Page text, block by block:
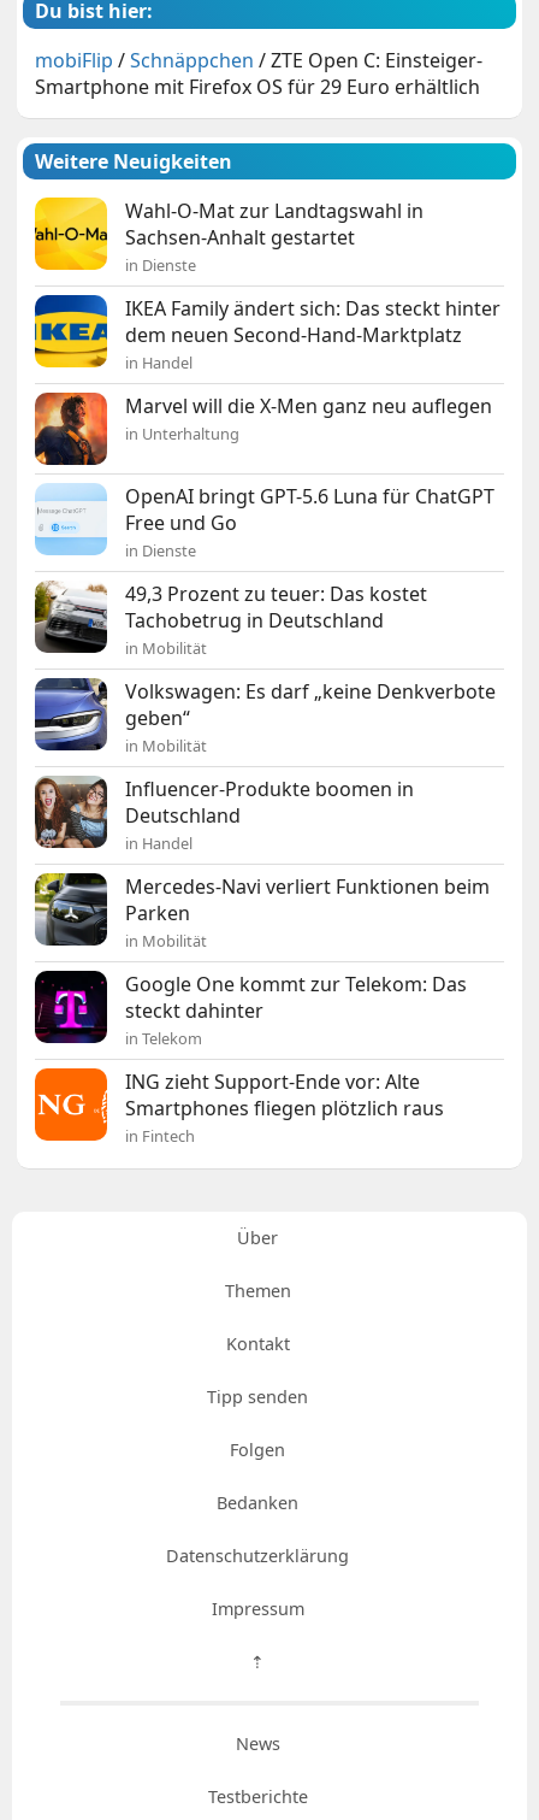
Du bist hier:
mobiFlip /Schnäppchen /ZTE Open C: Einsteiger-
Smartphone mit Firefox OS für 29 Euro erhältlich
Weitere Neuigkeiten
Wahl-O-Mat zur Landtagswahl in
Sachsen-Anhalt gestartet
in Dienste
IKEA Family ändert sich: Das steckt hinter
dem neuen Second-Hand-Marktplatz
in Handel
Marvel will die X-Men ganz neu auflegen
in Unterhaltung
OpenAI bringt GPT-5.6 Luna für ChatGPT
Free und Go
in Dienste
49,3 Prozent zu teuer: Das kostet
Tachobetrug in Deutschland
in Mobilität
Volkswagen: Es darf „keine Denkverbote
geben“
in Mobilität
Influencer-Produkte boomen in
Deutschland
in Handel
Mercedes-Navi verliert Funktionen beim
Parken
in Mobilität
Google One kommt zur Telekom: Das
steckt dahinter
in Telekom
ING zieht Support-Ende vor: Alte
Smartphones fliegen plötzlich raus
in Fintech
Über
Themen
Kontakt
Tipp senden
Folgen
Bedanken
Datenschutzerklärung
Impressum
⇡
News
Testberichte